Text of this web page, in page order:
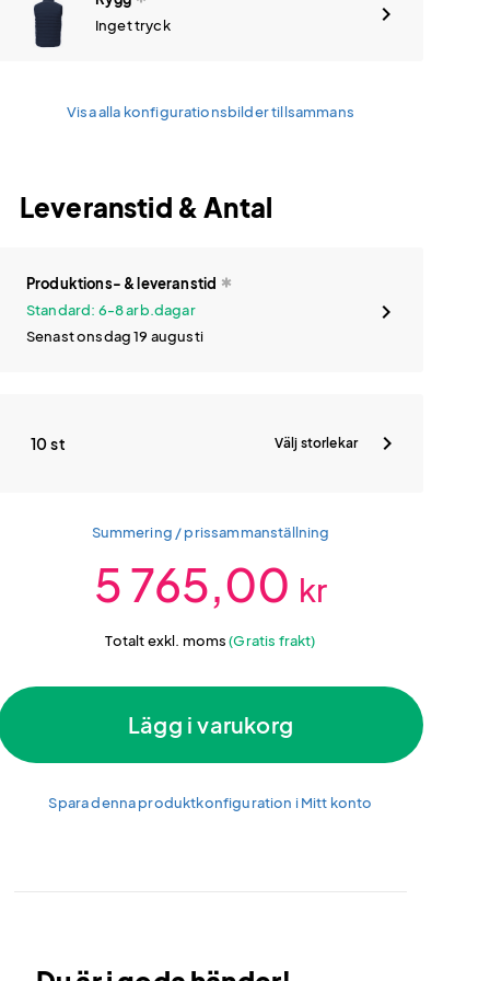
Inget tryck
Visa alla konfigurationsbilder tillsammans
Leveranstid & Antal
Produktions- & leveranstid
Standard: 6-8 arb.dagar
Senast onsdag 19 augusti
10 st Välj storlekar
Summering / prissammanställning
5 765,00 kr
Totalt exkl. moms(Gratis frakt)
Lägg i varukorg
Spara denna produktkonfiguration i Mitt konto